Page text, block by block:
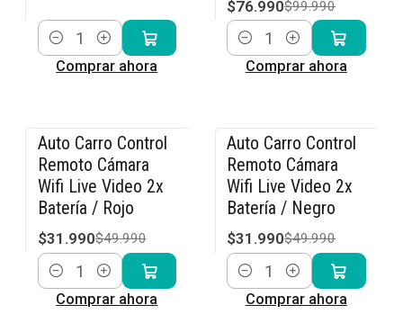
Cantidad
Comprar ahora
$76.990$99.990
Cantidad
Comprar ahora
-36% OFF
Auto Carro Control
Remoto Cámara
Wifi Live Video 2x
Batería / Rojo
$31.990$49.990
Cantidad
Comprar ahora
-36% OFF
Auto Carro Control
Remoto Cámara
Wifi Live Video 2x
Batería / Negro
$31.990$49.990
Cantidad
Comprar ahora